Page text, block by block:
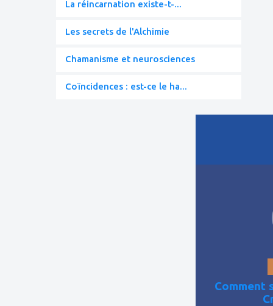
La réincarnation existe-t-...
Les secrets de l'Alchimie
Chamanisme et neurosciences
Coïncidences : est-ce le ha...
Comment